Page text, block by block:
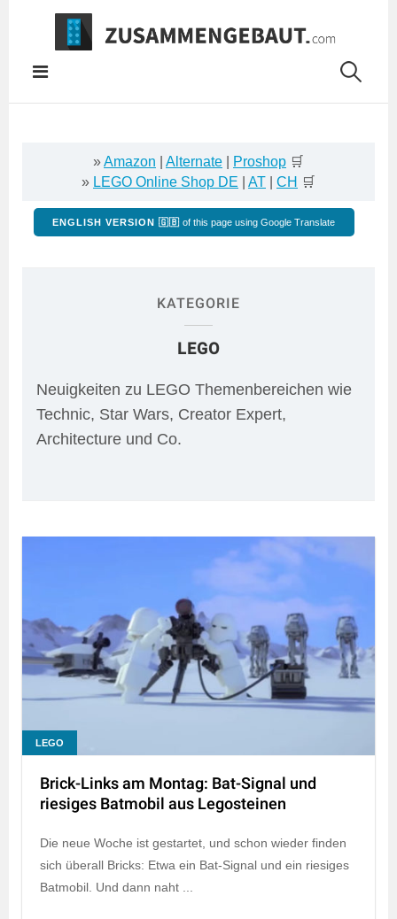
Springe
Inhalt
»Amazon Alternate Proshop 🛒
» LEGO Online Shop DE AT CH 🛒
ENGLISH VERSION 🇬🇧 of this page using Google Translate
KATEGORIE
LEGO
Neuigkeiten zu LEGO Themenbereichen wie
Technic, Star Wars, Creator Expert,
Architecture und Co.
LEGO
Brick-Links am Montag: Bat-Signal und
riesiges Batmobil aus Legosteinen
Die neue Woche ist gestartet, und schon wieder finden
sich überall Bricks: Etwa ein Bat-Signal und ein riesiges
Batmobil. Und dann naht ...